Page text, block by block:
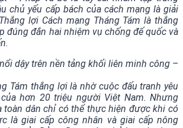
chủ yếu cấp bách của cách mạng là giải
lợi Cách mạng Tháng Tám là thắng
đúng đắn hai nhiệm vụ chống đế quốc và
dậy trên nền tảng khối liên minh công –
Tám thắng lợi là nhờ cuộc đấu tranh yêu
hơn 20 triệu người Việt Nam. Nhưng
toàn dân chỉ có thể thực hiện được khi có
là giai cấp công nhân và giai cấp nông